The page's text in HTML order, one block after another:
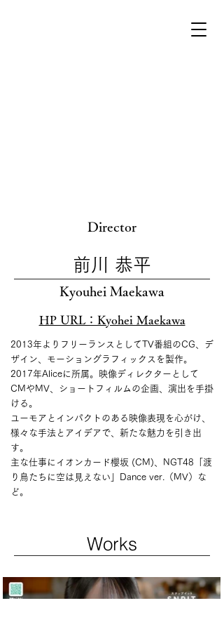
Director
前川 恭平
Kyouhei Maekawa
HP URL：Kyohei Maekawa
2013年よりフリーランスとしてTV番組のCG、デ
ザイン、モーショングラフィックスを製作。
2017年Aliceに所属。映像ディレクターとして
CMやMV、ショートフィルムの企画、演出を手掛
ける。
ユーモアとインパクトのある映像表現を心がけ、
様々な手法とアイデアで、新たな魅力を引き出
す。
主な仕事にイオンカード櫻坂 (CM)、NGT48「渡
り鳥たちに空は見えない」Dance ver.（MV）な
ど。
Works